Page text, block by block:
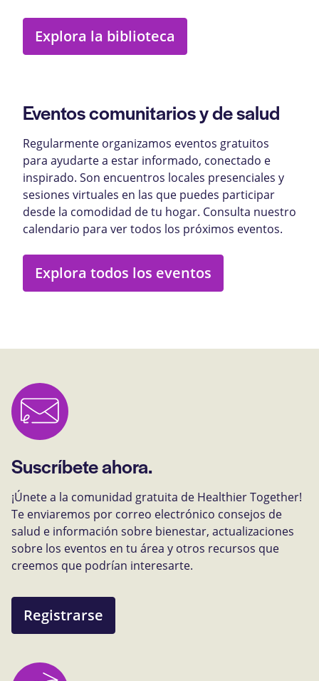
Explora la biblioteca
Eventos comunitarios y de salud
Regularmente organizamos eventos gratuitos
para ayudarte a estar informado, conectado e
inspirado. Son encuentros locales presenciales y
sesiones virtuales en las que puedes participar
desde la comodidad de tu hogar. Consulta nuestro
calendario para ver todos los próximos eventos.
Explora todos los eventos
Suscríbete ahora.
¡Únete a la comunidad gratuita de Healthier Together!
Te enviaremos por correo electrónico consejos de
salud e información sobre bienestar, actualizaciones
sobre los eventos en tu área y otros recursos que
creemos que podrían interesarte.
Registrarse